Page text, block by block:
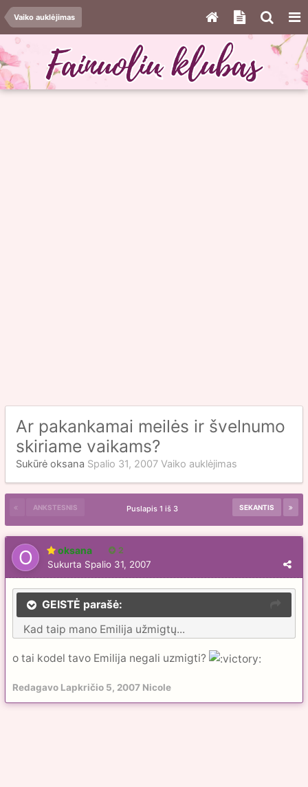
Vaiko auklėjimas
Ar pakankamai meilės ir švelnumo
skiriame vaikams?
Sukūrė oksana Spalio 31, 2007 Vaiko auklėjimas
ANKSTESNIS SEKANTIS
Puslapis 1 iš 3
oksana 2
Sukurta Spalio 31, 2007
GEISTĖ parašė:
Kad taip mano Emilija užmigtų...
o tai kodel tavo Emilija negali uzmigti?
Redagavo Lapkričio 5, 2007 Nicole